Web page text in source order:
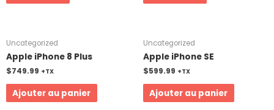
Uncategorized
Apple iPhone 8 Plus
$749.99 +TX
Ajouter au panier
Uncategorized
Apple iPhone SE
$599.99 +TX
Ajouter au panier